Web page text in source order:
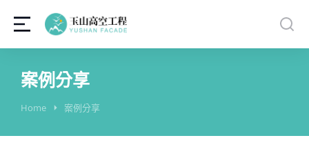
案例分享
You are here:
Home 案例分享